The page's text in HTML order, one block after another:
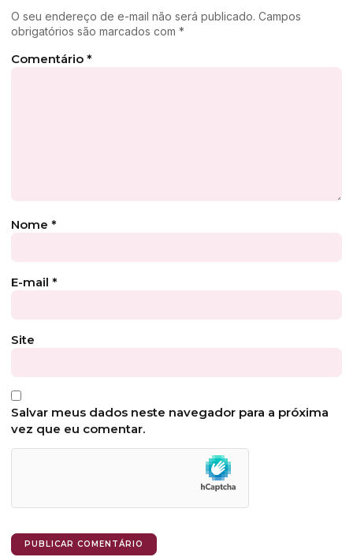
O seu endereço de e-mail não será publicado. Campos
obrigatórios são marcados com *
Comentário *
Nome *
E-mail *
Site
Salvar meus dados neste navegador para a próxima
vez que eu comentar.